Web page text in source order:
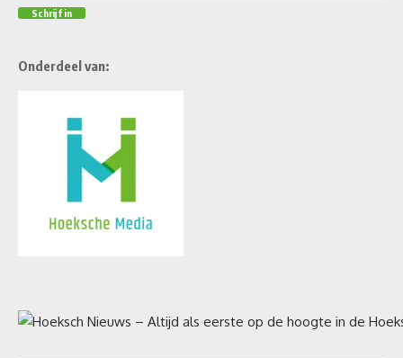
Onderdeel van: